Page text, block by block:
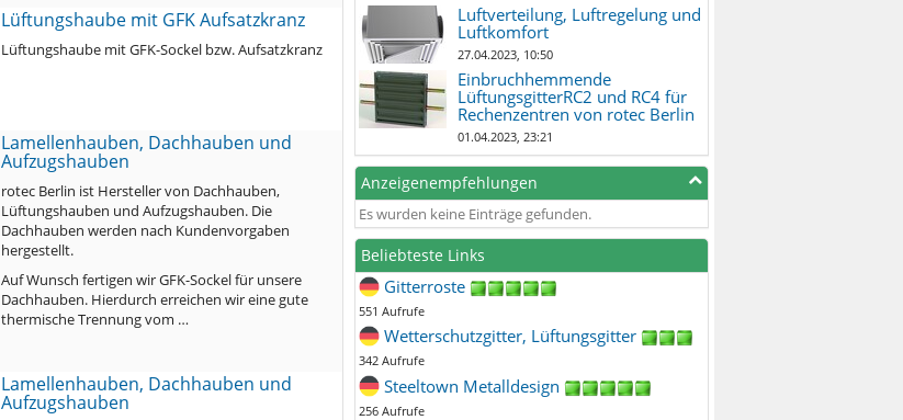
Lüftungshaube mit GFK Aufsatzkranz
Lüftungshaube mit GFK-Sockel bzw. Aufsatzkranz
Lamellenhauben, Dachhauben und
Aufzugshauben
rotec Berlin ist Hersteller von Dachhauben,
Lüftungshauben und Aufzugshauben. Die
Dachhauben werden nach Kundenvorgaben
hergestellt.
Auf Wunsch fertigen wir GFK-Sockel für unsere
Dachhauben. Hierdurch erreichen wir eine gute
thermische Trennung vom …
Lamellenhauben, Dachhauben und
Aufzugshauben
Luftverteilung, Luftregelung und
Luftkomfort
27.04.2023, 10:50
Einbruchhemmende
LüftungsgitterRC2 und RC4 für
Rechenzentren von rotec Berlin
01.04.2023, 23:21
Anzeigenempfehlungen
Es wurden keine Einträge gefunden.
Beliebteste Links
Gitterroste
551 Aufrufe
Wetterschutzgitter, Lüftungsgitter
342 Aufrufe
Steeltown Metalldesign
256 Aufrufe